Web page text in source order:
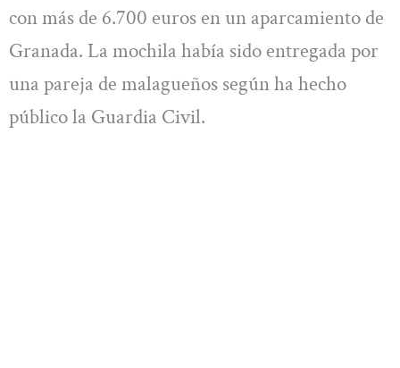
con más de 6.700 euros en un aparcamiento de
Granada. La mochila había sido entregada por
una pareja de malagueños según ha hecho
público la Guardia Civil.